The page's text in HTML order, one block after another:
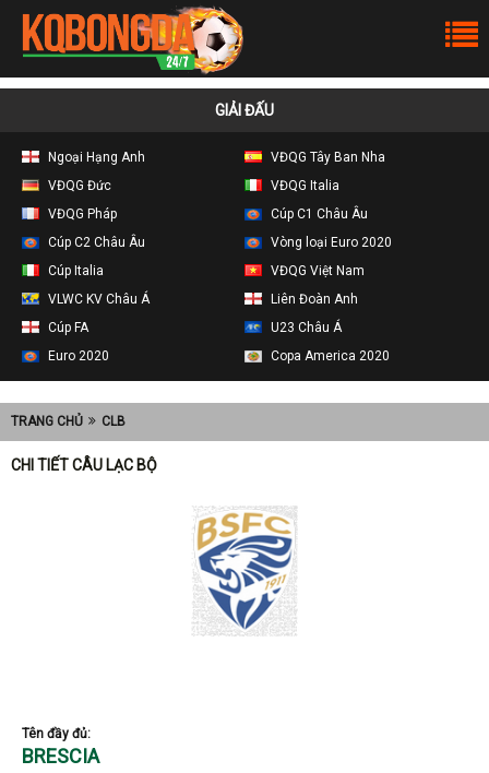
GIẢI ĐẤU
Ngoại Hạng Anh
VĐQG Tây Ban Nha
VĐQG Đức
VĐQG Italia
VĐQG Pháp
Cúp C1 Châu Âu
Cúp C2 Châu Âu
Vòng loại Euro 2020
Cúp Italia
VĐQG Việt Nam
VLWC KV Châu Á
Liên Đoàn Anh
Cúp FA
U23 Châu Á
Euro 2020
Copa America 2020
TRANG CHỦ CLB
CHI TIẾT CÂU LẠC BỘ
Tên đầy đủ:
BRESCIA